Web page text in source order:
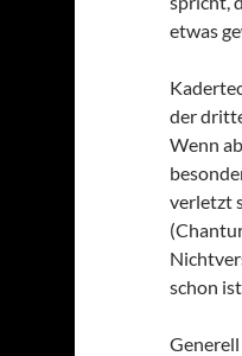
etwas
der
Wenn
verletzt
schon